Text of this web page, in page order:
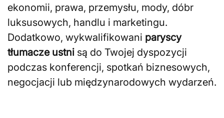
ekonomii, prawa, przemysłu, mody, dóbr
luksusowych, handlu i marketingu.
Dodatkowo, wykwalifikowani paryscy
tłumacze ustni są do Twojej dyspozycji
podczas konferencji, spotkań biznesowych,
negocjacji lub międzynarodowych wydarzeń.